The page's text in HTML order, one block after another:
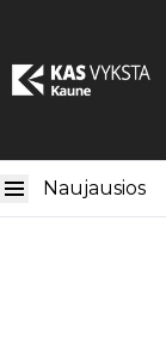
Naujausios